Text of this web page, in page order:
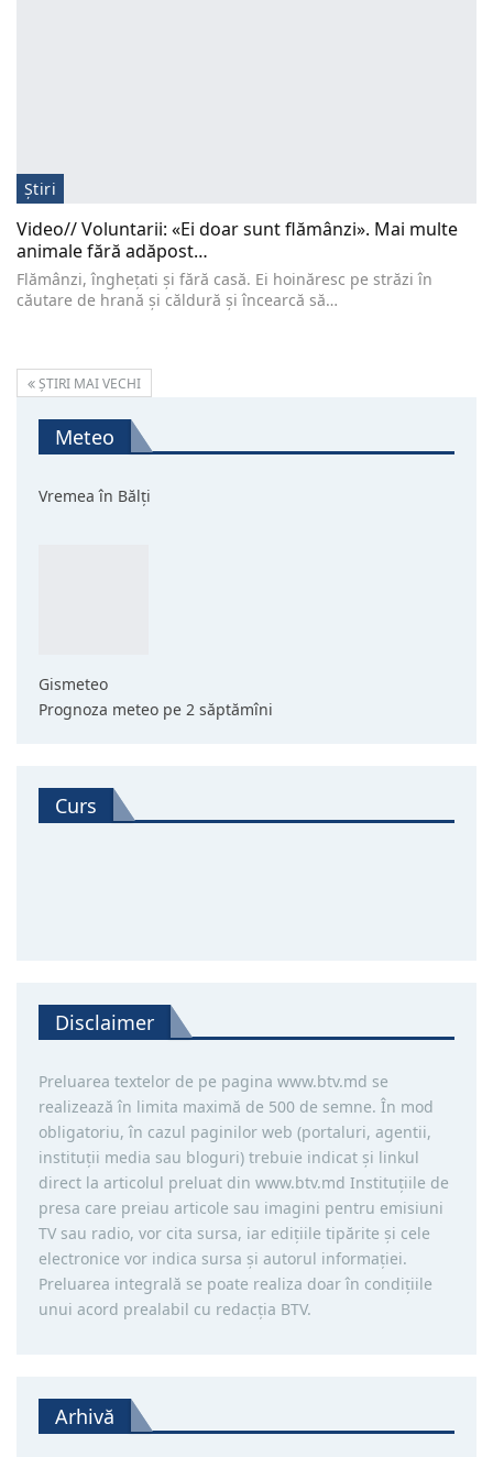
Știri
Video// Voluntarii: «Ei doar sunt flămânzi». Mai multe
animale fără adăpost…
Flămânzi, înghețati și fără casă. Ei hoinăresc pe străzi în
căutare de hrană și căldură și încearcă să…
ȘTIRI MAI VECHI
Meteo
Vremea în Bălți
Gismeteo
Prognoza meteo pe 2 săptămîni
Curs
Disclaimer
Preluarea textelor de pe pagina www.btv.md se
realizează în limita maximă de 500 de semne. În mod
obligatoriu, în cazul paginilor web (portaluri, agentii,
instituţii media sau bloguri) trebuie indicat şi linkul
direct la articolul preluat din www.btv.md Instituţiile de
presa care preiau articole sau imagini pentru emisiuni
TV sau radio, vor cita sursa, iar ediţiile tipărite și cele
electronice vor indica sursa şi autorul informaţiei.
Preluarea integrală se poate realiza doar în condiţiile
unui acord prealabil cu redacţia BTV.
Arhivă